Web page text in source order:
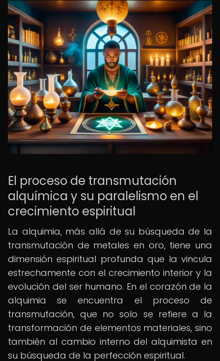
El proceso de transmutación
alquímica y su paralelismo en el
crecimiento espiritual
La alquimia, más allá de su búsqueda de la
transmutación de metales en oro, tiene una
dimensión espiritual profunda que la vincula
estrechamente con el crecimiento interior y la
evolución del ser humano. En el corazón de la
alquimia se encuentra el proceso de
transmutación, que no solo se refiere a la
transformación de elementos materiales, sino
también al cambio interno del alquimista en
su búsqueda de la perfección espiritual.